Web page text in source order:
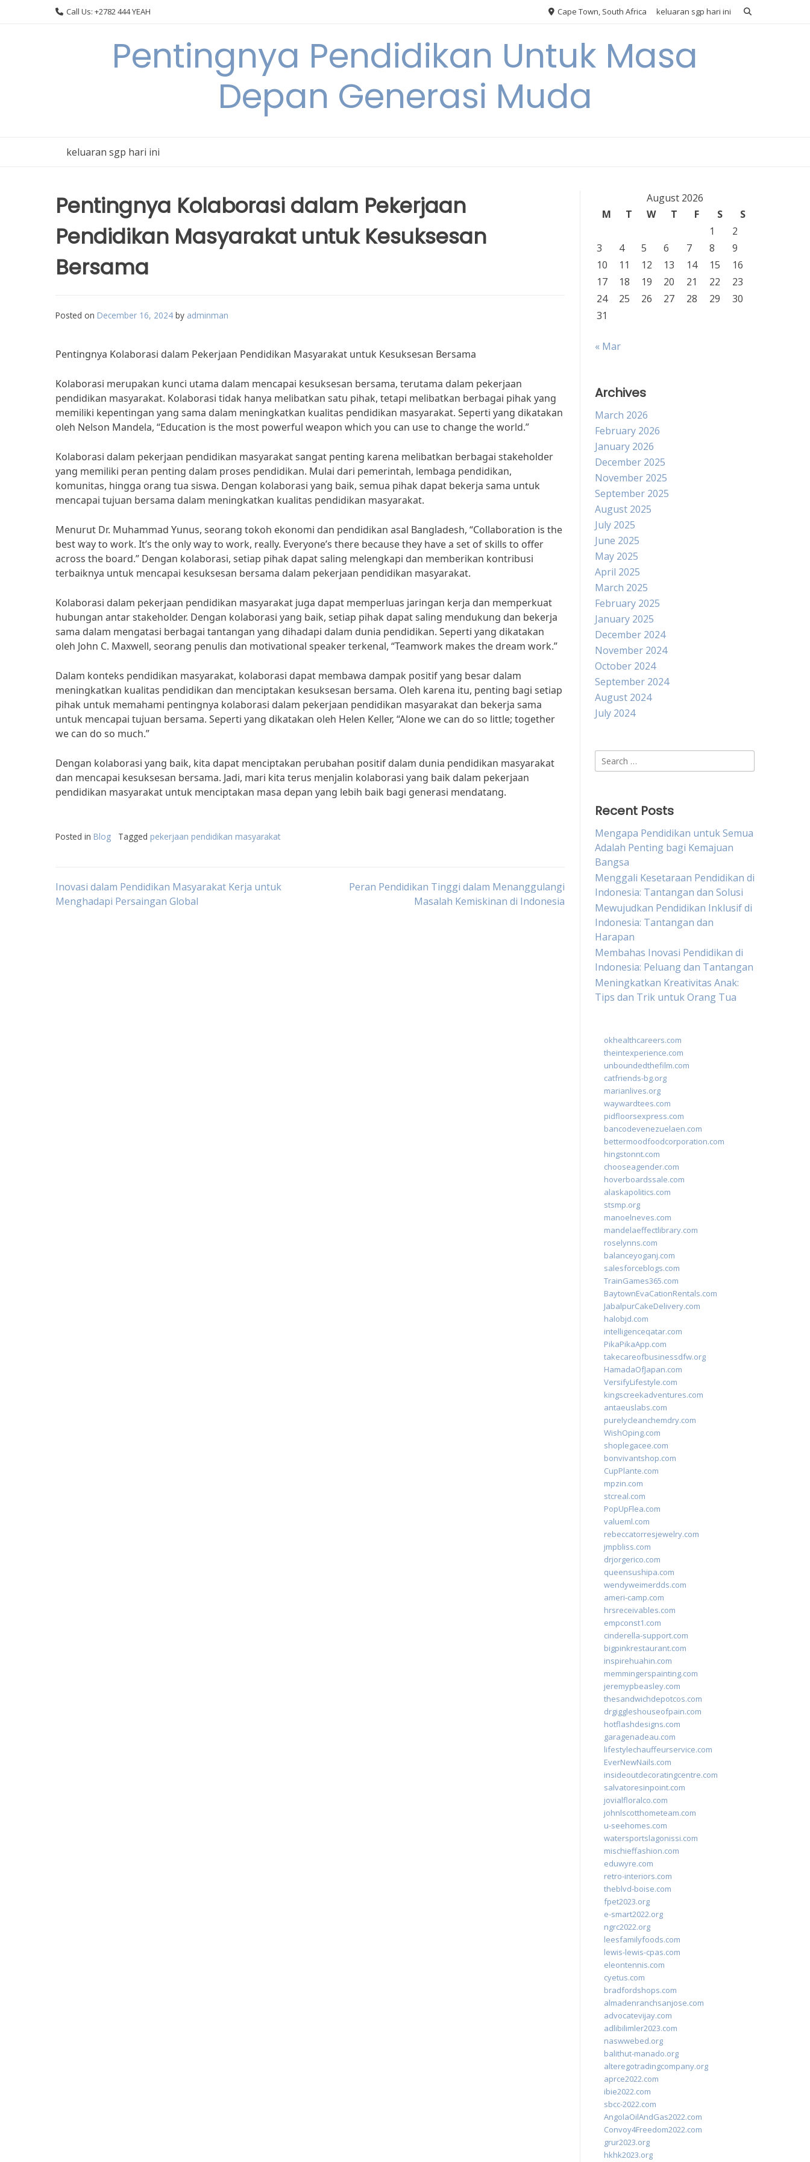
Call Us: +2782 444 YEAH Cape Town, South Africa keluaran sgp hari ini
Pentingnya Pendidikan Untuk Masa
Depan Generasi Muda
keluaran sgp hari ini
Pentingnya Kolaborasi dalam Pekerjaan
Pendidikan Masyarakat untuk Kesuksesan
Bersama
Posted on December 16, 2024 by adminman
Pentingnya Kolaborasi dalam Pekerjaan Pendidikan Masyarakat untuk Kesuksesan Bersama
Kolaborasi merupakan kunci utama dalam mencapai kesuksesan bersama, terutama dalam pekerjaan
pendidikan masyarakat. Kolaborasi tidak hanya melibatkan satu pihak, tetapi melibatkan berbagai pihak yang
memiliki kepentingan yang sama dalam meningkatkan kualitas pendidikan masyarakat. Seperti yang dikatakan
oleh Nelson Mandela, “Education is the most powerful weapon which you can use to change the world.”
Kolaborasi dalam pekerjaan pendidikan masyarakat sangat penting karena melibatkan berbagai stakeholder
yang memiliki peran penting dalam proses pendidikan. Mulai dari pemerintah, lembaga pendidikan,
komunitas, hingga orang tua siswa. Dengan kolaborasi yang baik, semua pihak dapat bekerja sama untuk
mencapai tujuan bersama dalam meningkatkan kualitas pendidikan masyarakat.
Menurut Dr. Muhammad Yunus, seorang tokoh ekonomi dan pendidikan asal Bangladesh, “Collaboration is the
best way to work. It’s the only way to work, really. Everyone’s there because they have a set of skills to offer
across the board.” Dengan kolaborasi, setiap pihak dapat saling melengkapi dan memberikan kontribusi
terbaiknya untuk mencapai kesuksesan bersama dalam pekerjaan pendidikan masyarakat.
Kolaborasi dalam pekerjaan pendidikan masyarakat juga dapat memperluas jaringan kerja dan memperkuat
hubungan antar stakeholder. Dengan kolaborasi yang baik, setiap pihak dapat saling mendukung dan bekerja
sama dalam mengatasi berbagai tantangan yang dihadapi dalam dunia pendidikan. Seperti yang dikatakan
oleh John C. Maxwell, seorang penulis dan motivational speaker terkenal, “Teamwork makes the dream work.”
Dalam konteks pendidikan masyarakat, kolaborasi dapat membawa dampak positif yang besar dalam
meningkatkan kualitas pendidikan dan menciptakan kesuksesan bersama. Oleh karena itu, penting bagi setiap
pihak untuk memahami pentingnya kolaborasi dalam pekerjaan pendidikan masyarakat dan bekerja sama
untuk mencapai tujuan bersama. Seperti yang dikatakan oleh Helen Keller, “Alone we can do so little; together
we can do so much.”
Dengan kolaborasi yang baik, kita dapat menciptakan perubahan positif dalam dunia pendidikan masyarakat
dan mencapai kesuksesan bersama. Jadi, mari kita terus menjalin kolaborasi yang baik dalam pekerjaan
pendidikan masyarakat untuk menciptakan masa depan yang lebih baik bagi generasi mendatang.
Posted in Blog Tagged pekerjaan pendidikan masyarakat
Post
Inovasi dalam Pendidikan Masyarakat Kerja untuk
Menghadapi Persaingan Global
Peran Pendidikan Tinggi dalam Menanggulangi
Masalah Kemiskinan di Indonesia
August 2026
M
T W T F S
S
1
2
3
4 5 6 7 8
9
10
11 12 13 14 15
16
17
18 19 20 21 22
23
24
25 26 27 28 29
30
31
« Mar
Archives
March 2026
February 2026
January 2026
December 2025
November 2025
September 2025
August 2025
July 2025
June 2025
May 2025
April 2025
March 2025
February 2025
January 2025
December 2024
November 2024
October 2024
September 2024
August 2024
July 2024
Search
for:
Recent Posts
Mengapa Pendidikan untuk Semua
Adalah Penting bagi Kemajuan
Bangsa
Menggali Kesetaraan Pendidikan di
Indonesia: Tantangan dan Solusi
Mewujudkan Pendidikan Inklusif di
Indonesia: Tantangan dan
Harapan
Membahas Inovasi Pendidikan di
Indonesia: Peluang dan Tantangan
Meningkatkan Kreativitas Anak:
Tips dan Trik untuk Orang Tua
okhealthcareers.com
theintexperience.com
unboundedthefilm.com
catfriends-bg.org
marianlives.org
waywardtees.com
pidfloorsexpress.com
bancodevenezuelaen.com
bettermoodfoodcorporation.com
hingstonnt.com
chooseagender.com
hoverboardssale.com
alaskapolitics.com
stsmp.org
manoelneves.com
mandelaeffectlibrary.com
roselynns.com
balanceyoganj.com
salesforceblogs.com
TrainGames365.com
BaytownEvaCationRentals.com
JabalpurCakeDelivery.com
halobjd.com
intelligenceqatar.com
PikaPikaApp.com
takecareofbusinessdfw.org
HamadaOfJapan.com
VersifyLifestyle.com
kingscreekadventures.com
antaeuslabs.com
purelycleanchemdry.com
WishOping.com
shoplegacee.com
bonvivantshop.com
CupPlante.com
mpzin.com
stcreal.com
PopUpFlea.com
valueml.com
rebeccatorresjewelry.com
jmpbliss.com
drjorgerico.com
queensushipa.com
wendyweimerdds.com
ameri-camp.com
hrsreceivables.com
empconst1.com
cinderella-support.com
bigpinkrestaurant.com
inspirehuahin.com
memmingerspainting.com
jeremypbeasley.com
thesandwichdepotcos.com
drgiggleshouseofpain.com
hotflashdesigns.com
garagenadeau.com
lifestylechauffeurservice.com
EverNewNails.com
insideoutdecoratingcentre.com
salvatoresinpoint.com
jovialfloralco.com
johnlscotthometeam.com
u-seehomes.com
watersportslagonissi.com
mischieffashion.com
eduwyre.com
retro-interiors.com
theblvd-boise.com
fpet2023.org
e-smart2022.org
ngrc2022.org
leesfamilyfoods.com
lewis-lewis-cpas.com
eleontennis.com
cyetus.com
bradfordshops.com
almadenranchsanjose.com
advocatevijay.com
adlibilimler2023.com
naswwebed.org
balithut-manado.org
alteregotradingcompany.org
aprce2022.com
ibie2022.com
sbcc-2022.com
AngolaOilAndGas2022.com
Convoy4Freedom2022.com
grur2023.org
hkhk2023.org